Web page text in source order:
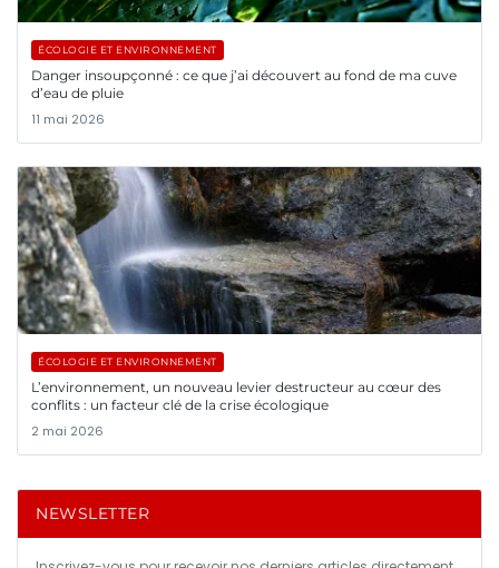
ÉCOLOGIE ET ENVIRONNEMENT
Danger insoupçonné : ce que j’ai découvert au fond de ma cuve
d’eau de pluie
11 mai 2026
ÉCOLOGIE ET ENVIRONNEMENT
L’environnement, un nouveau levier destructeur au cœur des
conflits : un facteur clé de la crise écologique
2 mai 2026
NEWSLETTER